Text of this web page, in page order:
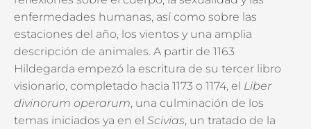
enfermedades humanas, así como sobre las
estaciones del año, los vientos y una amplia
descripción de animales. A partir de 1163
Hildegarda empezó la escritura de su tercer libro
visionario, completado hacia 1173 o 1174, el Liber
divinorum operarum, una culminación de los
temas iniciados ya en el Scivias, un tratado de la